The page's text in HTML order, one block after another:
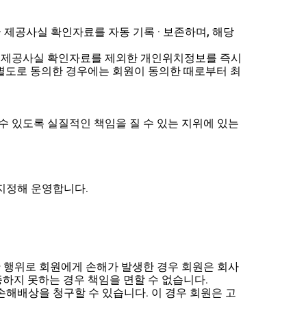
공사실 확인자료를 자동 기록 · 보존하며, 해당
공사실 확인자료를 제외한 개인위치정보를 즉시
로 동의한 경우에는 회원이 동의한 때로부터 최
있도록 실질적인 책임을 질 수 있는 지위에 있는
정해 운영합니다.
위로 회원에게 손해가 발생한 경우 회원은 회사
지 못하는 경우 책임을 면할 수 없습니다.
배상을 청구할 수 있습니다. 이 경우 회원은 고